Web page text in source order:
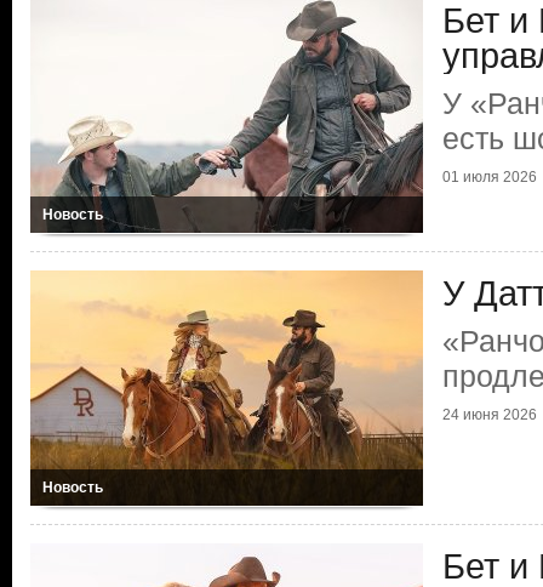
Новость
Бет и
У
есть
01 июля 2026
Новость
У
24 июня 2026
Бет и